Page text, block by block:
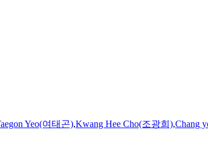
Yeo(여태곤),Kwang Hee Cho(조광희),Chang